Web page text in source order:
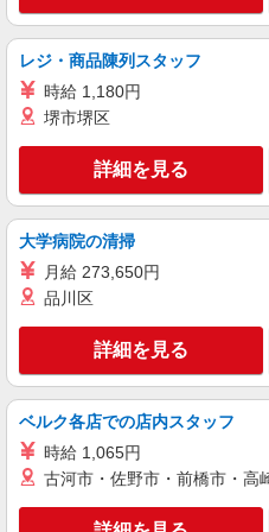
レジ・商品陳列スタッフ
時給 1,180円
堺市堺区
詳細を見る
大学病院の清掃
月給 273,650円
品川区
詳細を見る
ベルク各店での店内スタッフ
時給 1,065円
古河市・佐野市・前橋市・高